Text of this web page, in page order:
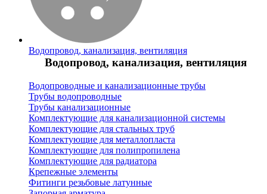
Водопровод, канализация, вентиляция
Водопровод, канализация, вентиляция
Водопроводные и канализационные трубы
Трубы водопроводные
Трубы канализационные
Комплектующие для канализационной системы
Комплектующие для стальных труб
Комплектующие для металлопласта
Комплектующие для полипропилена
Комплектующие для радиатора
Крепежные элементы
Фитинги резьбовые латунные